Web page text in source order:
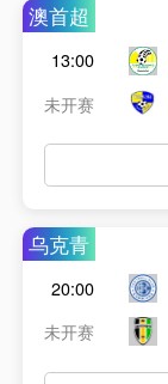
澳首超
13:00
未开赛
乌克青
20:00
未开赛